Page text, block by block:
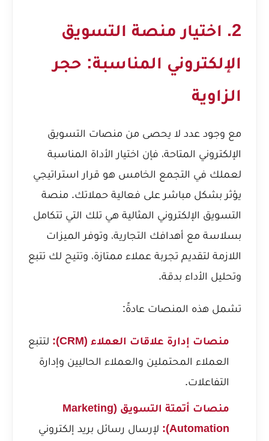
2. اختيار منصة التسويق
الإلكتروني المناسبة: حجر
الزاوية
مع وجود عدد لا يحصى من منصات التسويق
الإلكتروني المتاحة، فإن اختيار الأداة المناسبة
لعملك في التجمع الخامس هو قرار استراتيجي
يؤثر بشكل مباشر على فعالية حملاتك. منصة
التسويق الإلكتروني المثالية هي تلك التي تتكامل
بسلاسة مع أهدافك التجارية، وتوفر الميزات
اللازمة لتقديم تجربة عملاء ممتازة، وتتيح لك تتبع
وتحليل الأداء بدقة.
تشمل هذه المنصات عادةً:
منصات إدارة علاقات العملاء (CRM):
لتتبع
العملاء المحتملين والعملاء الحاليين وإدارة
التفاعلات.
منصات أتمتة التسويق (Marketing
Automation):
لإرسال رسائل بريد إلكتروني